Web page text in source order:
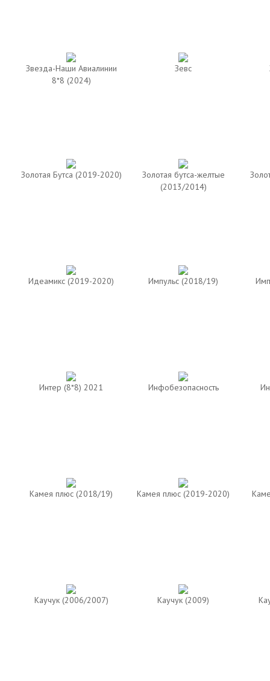
Звезда-Наши Авиалинии
8*8 (2024)
Зевс
Золотая Бутса (2019-2020)
Золотая бутса-желтые
(2013/2014)
Идеамикс (2019-2020) Импульс (2018/19)
Интер (8*8) 2021 Инфобезопасность
Камея плюс (2018/19) Камея плюс (2019-2020)
Каучук (2006/2007) Каучук (2009)